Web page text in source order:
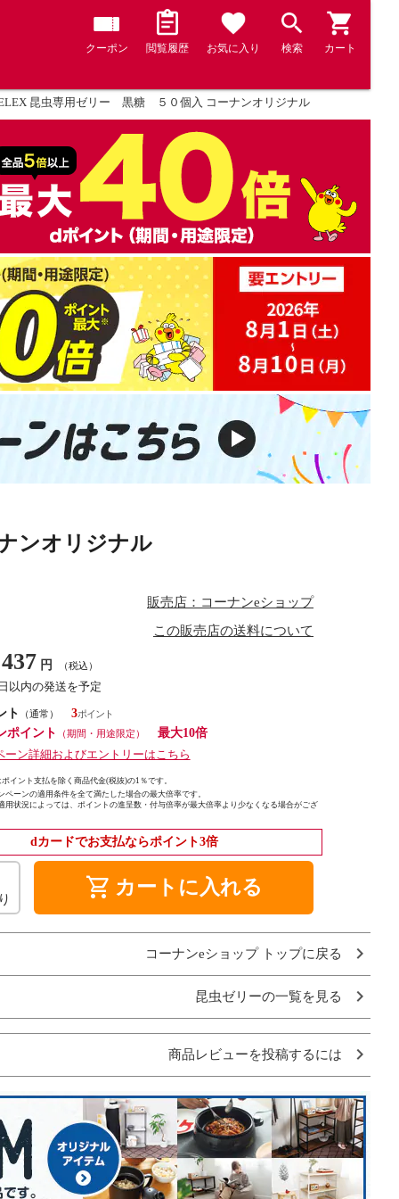
クーポン 閲覧履歴 お気に入り 検索 カート
昆虫専用ゼリー 黒糖 ５０個入 コーナンオリジナル
ンオリジナル
販売店：コーナンeショップ
この販売店の送料について
437 円 （税込）
以内の発送を予定
ト
（通常）
3
ポイント
（期間・用途限定）
最大10倍
ーン詳細およびエントリーはこちら
イント支払を除く商品代金(税抜)の1％です。
ペーンの適用条件を全て満たした場合の最大倍率です。
用状況によっては、ポイントの進呈数・付与倍率が最大倍率より少なくなる場合がござ
dカードでお支払ならポイント3倍
shopping_cart カートに入れる
コーナンeショップ トップに戻る
昆虫ゼリーの一覧を見る
商品レビューを投稿するには